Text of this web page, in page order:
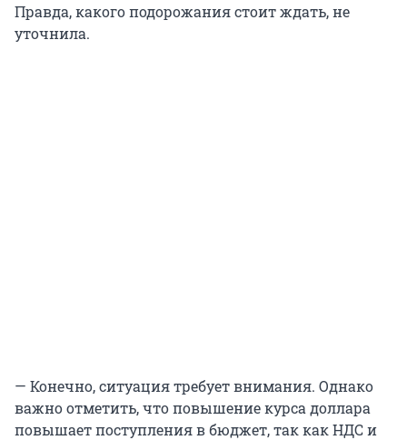
Правда, какого подорожания стоит ждать, не
уточнила.
— Конечно, ситуация требует внимания. Однако
важно отметить, что повышение курса доллара
повышает поступления в бюджет, так как НДС и